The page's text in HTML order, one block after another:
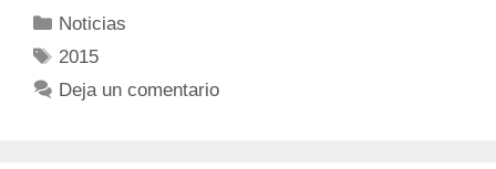
Noticias
2015
Deja un comentario